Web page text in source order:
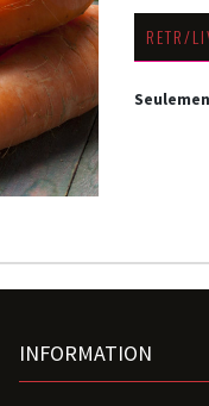
RETR/
INFORMATION